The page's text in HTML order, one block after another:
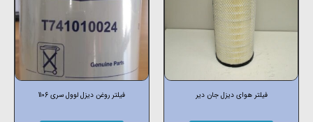
فیلتر هوای دیزل جان دیر فیلتر روغن دیزل لوول سری 1106